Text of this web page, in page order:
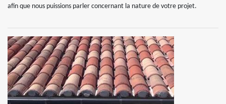
afin que nous puissions parler concernant la nature de votre projet.